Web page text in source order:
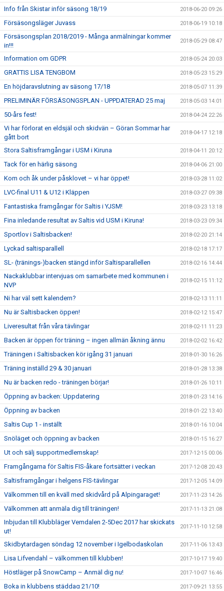
Info från Skistar inför säsong 18/19 2018-06-20 09:26
Försäsongsläger Juvass 2018-06-19 10:18
Försäsongsplan 2018/2019 - Många anmälningar kommer
in!!!
2018-05-29 08:47
Information om GDPR 2018-05-24 20:03
GRATTIS LISA TENGBOM 2018-05-23 15:29
En höjdaravslutning av säsong 17/18 2018-05-07 11:39
PRELIMINÄR FÖRSÄSONGSPLAN - UPPDATERAD 25 maj 2018-05-03 14:01
50-års fest! 2018-04-24 22:26
Vi har förlorat en eldsjäl och skidvän – Göran Sommar har
gått bort
2018-04-17 12:18
Stora Saltisframgångar i USM i Kiruna 2018-04-11 20:12
Tack för en härlig säsong 2018-04-06 21:00
Kom och åk under påsklovet – vi har öppet! 2018-03-28 11:02
LVC-final U11 & U12 i Kläppen 2018-03-27 09:38
Fantastiska framgångar för Saltis i YJSM! 2018-03-23 13:18
Fina inledande resultat av Saltis vid USM i Kiruna! 2018-03-23 09:34
Sportlov i Saltisbacken! 2018-02-20 21:14
Lyckad saltisparallell 2018-02-18 17:17
SL- (tränings-)backen stängd inför Saltisparallellen 2018-02-16 14:44
Nackaklubbar intervjuas om samarbete med kommunen i
NVP
2018-02-15 11:12
Ni har väl sett kalendern? 2018-02-13 11:11
Nu är Saltisbacken öppen! 2018-02-12 15:47
Liveresultat från våra tävlingar 2018-02-11 11:23
Backen är öppen för träning – ingen allmän åkning ännu 2018-02-02 16:42
Träningen i Saltisbacken kör igång 31 januari 2018-01-30 16:26
Träning inställd 29 & 30 januari 2018-01-28 13:38
Nu är backen redo - träningen börjar! 2018-01-26 10:11
Öppning av backen: Uppdatering 2018-01-23 14:16
Öppning av backen 2018-01-22 13:40
Saltis Cup 1 - inställt 2018-01-16 10:04
Snöläget och öppning av backen 2018-01-15 16:27
Ut och sälj supportmedlemskap! 2017-12-15 00:06
Framgångarna för Saltis FIS-åkare fortsätter i veckan 2017-12-08 20:43
Saltisframgångar i helgens FIS-tävlingar 2017-12-05 14:09
Välkommen till en kväll med skidvård på Alpingaraget! 2017-11-23 14:26
Välkommen att anmäla dig till träningen! 2017-11-13 21:08
Inbjudan till Klubbläger Vemdalen 2-5Dec 2017 har skickats
ut!
2017-11-10 12:58
Skidbytardagen söndag 12 november i Igelbodaskolan 2017-11-06 13:43
Lisa Lifvendahl – välkommen till klubben! 2017-10-17 19:40
Höstläger på SnowCamp – Anmäl dig nu! 2017-10-07 16:46
Boka in klubbens städdag 21/10! 2017-09-21 13:55